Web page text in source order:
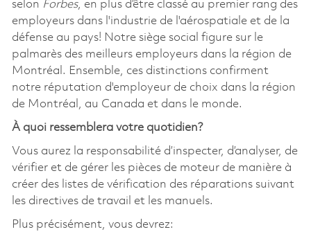
selon Forbes, en plus d’être classé au premier rang des
employeurs dans l'industrie de l'aérospatiale et de la
défense au pays! Notre siège social figure sur le
palmarès des meilleurs employeurs dans la région de
Montréal. Ensemble, ces distinctions confirment
notre réputation d'employeur de choix dans la région
de Montréal, au Canada et dans le monde.
À quoi ressemblera votre quotidien?
Vous aurez la responsabilité d’inspecter, d’analyser, de
vérifier et de gérer les pièces de moteur de manière à
créer des listes de vérification des réparations suivant
les directives de travail et les manuels.
Plus précisément, vous devrez: